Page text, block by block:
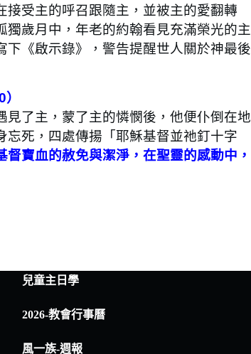
受主的呼召跟隨主，並被主的愛翻轉
歲月中，年老的約翰看見充滿榮光的主
《啟示錄》，警告提醒世人關於神最後
了主，蒙了主的憐憫後，他便仆倒在地
忘死，四處傳揚「耶穌基督並祂釘十字
寶血的赦免與潔淨，在聖靈的感動中，
兒童主日學
2026-教會行事曆
風一族-週報